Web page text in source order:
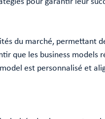
du marché, permettant
que les business models
est personnalisé et